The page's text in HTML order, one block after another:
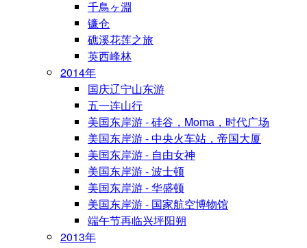
千鳥ヶ淵
镰仓
礁溪花莲之旅
英西峰林
2014年
国庆辽宁山东游
五一连山行
美国东岸游 - 硅谷，Moma，时代广场
美国东岸游 - 中央火车站，帝国大厦
美国东岸游 - 自由女神
美国东岸游 - 波士顿
美国东岸游 - 华盛顿
美国东岸游 - 国家航空博物馆
端午节再临兴坪阳朔
2013年